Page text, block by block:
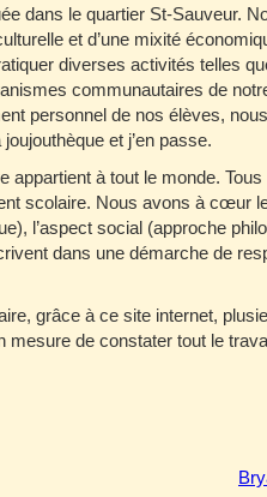
dans le quartier St-Sauveur.
et d’une mixité
diverses activités telles
communautaires de
personnel de nos élèves,
et j’en passe.
appartient à tout le monde.
scolaire. Nous avons à cœur
l’aspect social (approche
dans une démarche de
grâce à ce site internet,
de constater tout le